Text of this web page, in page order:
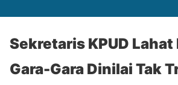
Sekretaris KPUD
Gara-Gara Dinilai Tak